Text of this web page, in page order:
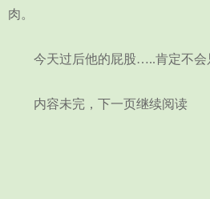
肉。
今天过后他的屁股…..肯定不会
内容未完，下一页继续阅读